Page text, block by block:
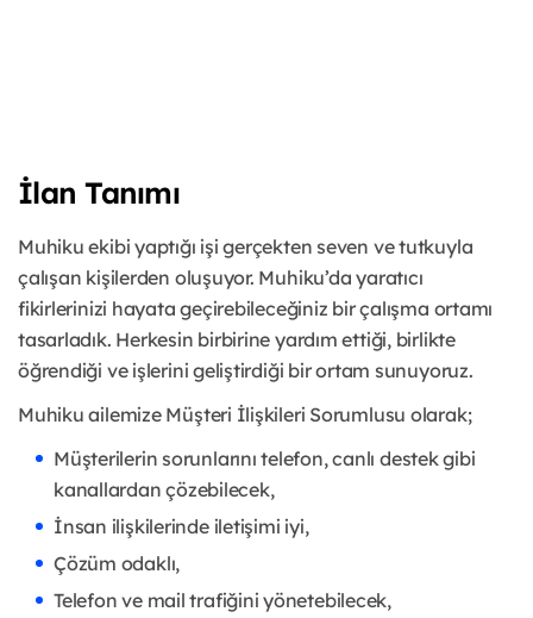
İlan Tanımı
Muhiku ekibi yaptığı işi gerçekten seven ve tutkuyla
çalışan kişilerden oluşuyor. Muhiku’da yaratıcı
fikirlerinizi hayata geçirebileceğiniz bir çalışma ortamı
tasarladık. Herkesin birbirine yardım ettiği, birlikte
öğrendiği ve işlerini geliştirdiği bir ortam sunuyoruz.
Muhiku ailemize Müşteri İlişkileri Sorumlusu olarak;
Müşterilerin sorunlarını telefon, canlı destek gibi
kanallardan çözebilecek,
İnsan ilişkilerinde iletişimi iyi,
Çözüm odaklı,
Telefon ve mail trafiğini yönetebilecek,